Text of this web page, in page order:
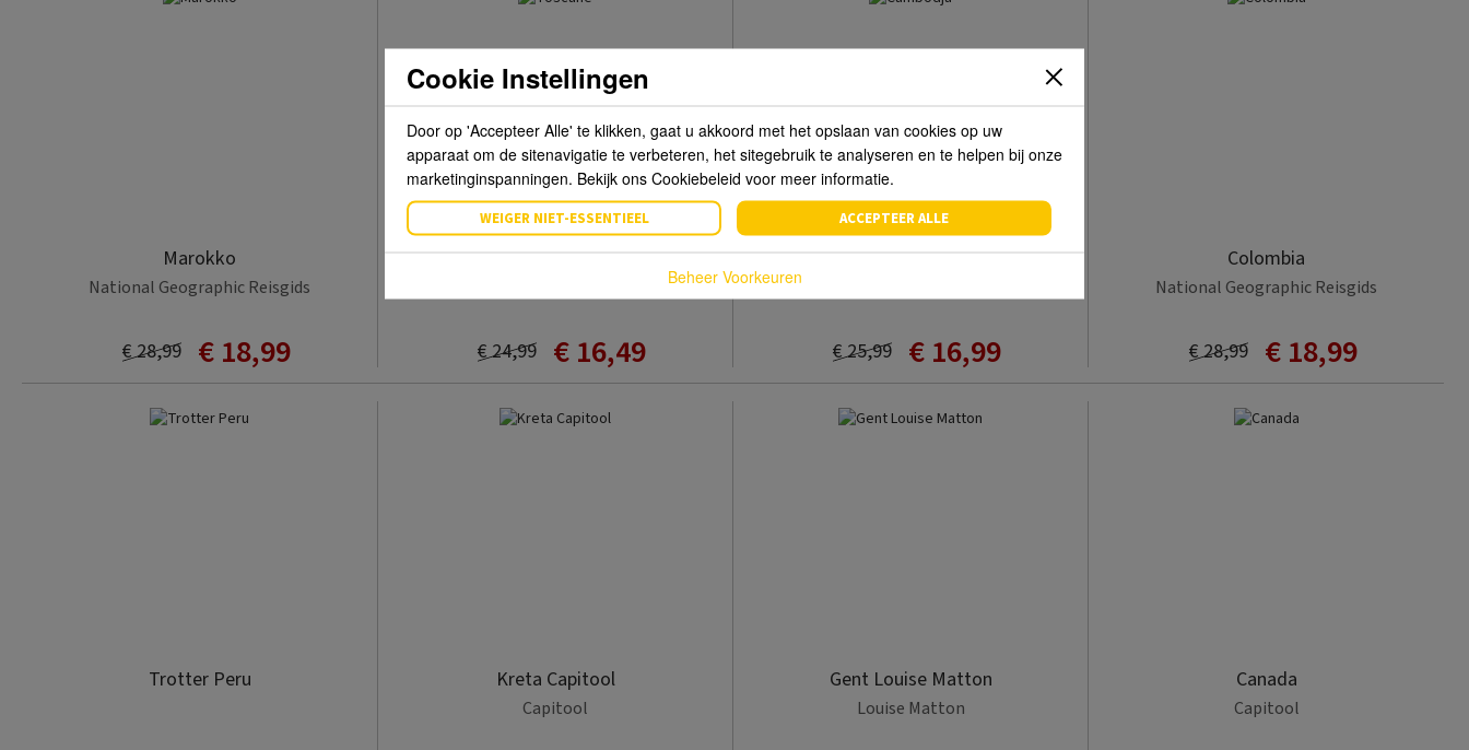
Marokko
National Geographic Reisgids
€ 18,99
€ 28,99
Toscane
€ 16,49
€ 24,99
Cambodja
€ 16,99
€ 25,99
Colombia
National Geographic Reisgids
€ 18,99
€ 28,99
Trotter Peru Kreta Capitool
Capitool
Gent Louise Matton
Louise Matton
Canada
Capitool
Cookie Instellingen
Door op 'Accepteer Alle' te klikken, gaat u akkoord met het opslaan van cookies op uw
apparaat om de sitenavigatie te verbeteren, het sitegebruik te analyseren en te helpen bij onze
marketinginspanningen. Bekijk ons Cookiebeleid voor meer informatie.
WEIGER NIET-ESSENTIEEL ACCEPTEER ALLE
Beheer Voorkeuren